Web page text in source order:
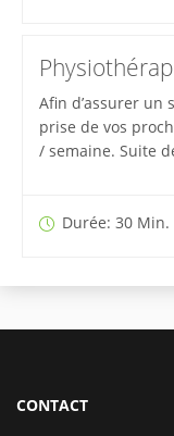
Afin d’assurer un
prise de vos
/ semaine. Suite
Durée: 30 Min.
CONTACT